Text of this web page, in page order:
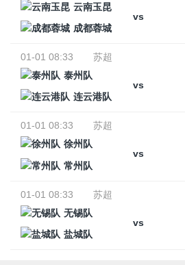
云南玉昆
vs
成都蓉城
01-01 08:33
苏超
泰州队
vs
连云港队
01-01 08:33
苏超
徐州队
vs
常州队
01-01 08:33
苏超
无锡队
vs
盐城队